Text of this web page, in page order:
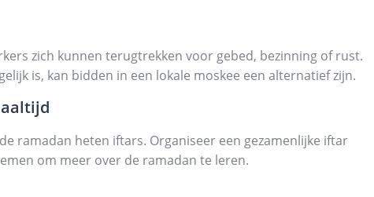
zich kunnen terugtrekken voor gebed, bezinning of rust.
is, kan bidden in een lokale moskee een alternatief zijn.
ramadan heten iftars. Organiseer een gezamenlijke iftar
om meer over de ramadan te leren.